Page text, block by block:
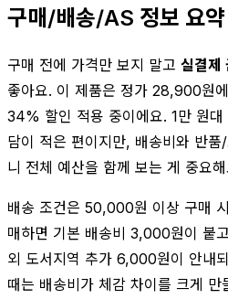
구매/배송/AS 정보 요약
구매 전에 가격만 보지 말고 실결제
좋아요. 이 제품은 정가 28,900원
34% 할인 적용 중이에요. 1만 원
담이 적은 편이지만, 배송비와 반
니 전체 예산을 함께 보는 게 중요
배송 조건은 50,000원 이상 구매
매하면 기본 배송비 3,000원이 붙
외 도서지역 추가 6,000원이 안내
때는 배송비가 체감 차이를 크게